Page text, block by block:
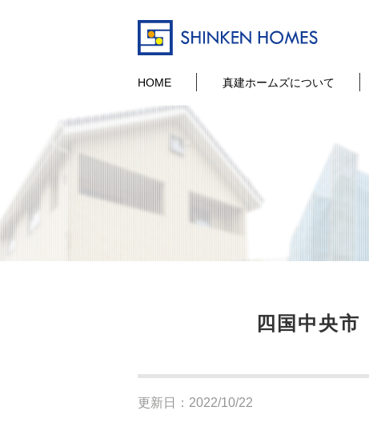
HOME 真建ホームズについて
四国中央
更新日：2022/10/22